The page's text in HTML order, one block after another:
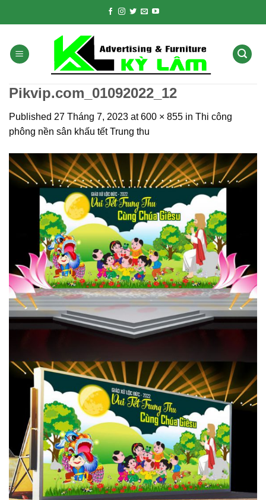
Pikvip.com_01092022_12
Published 27 Tháng 7, 2023 at600 × 855 in Thi công
phông nền sân khấu tết Trung thu